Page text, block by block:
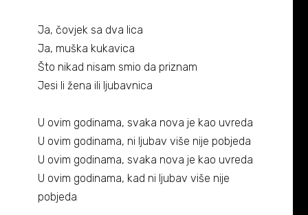
Ja, čovjek sa dva lica
Ja, muška kukavica
Što nikad nisam smio da priznam
Jesi li žena ili ljubavnica
U ovim godinama, svaka nova je kao uvreda
U ovim godinama, ni ljubav više nije pobjeda
U ovim godinama, svaka nova je kao uvreda
U ovim godinama, kad ni ljubav više nije
pobjeda